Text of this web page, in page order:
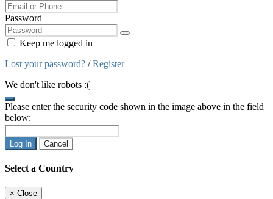
Password
Keep me logged in
Lost your password? /Register
We don't like robots :(
Please enter the security code shown in the image above in the field
below:
Log In Cancel
Select a Country
× Close